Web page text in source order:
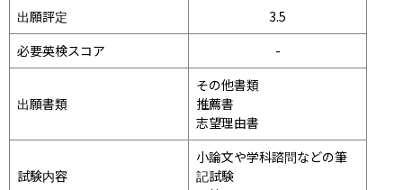
出願評定
3.5
必要英検スコア
-
出願書類
その他書類
推薦書
志望理由書
試験内容
小論文や学科諮問などの筆
記試験